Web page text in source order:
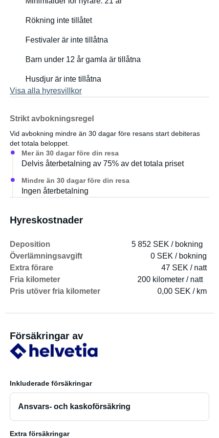
Växelriktare för laddning av bärbara datorer och kameror
Köksenhet
Kökslåda med 1-brännare bensinkök
Kylskåp (ca 35L kapacitet)
Kryddhylla
2 Tallrikar, 2 skålar, 2 glas, 2 muggar, 2 koppar och
bestick för 2-3 personer
Bialetti kaffebryggare
14L solcellsdusch
Rökning inte tillåtet
Festivaler är inte tillåtna
Barn under 12 år gamla är tillåtna
Husdjur är inte tillåtna
Visa alla hyresvillkor
Strikt avbokningsregel
Vid avbokning mindre än 30 dagar före resans start debiteras
det totala beloppet.
Mer än 30 dagar före din resa
Delvis återbetalning av 75% av det totala priset
Mindre än 30 dagar före din resa
Ingen återbetalning
Hyreskostnader
Deposition
5 852 SEK / bokning
Överlämningsavgift
0 SEK / bokning
Extra förare
47 SEK / natt
Fria kilometer
200 kilometer / natt
Pris utöver fria kilometer
0,00 SEK / km
Försäkringar av
Inkluderade försäkringar
Ansvars- och kaskoförsäkring
Extra försäkringar